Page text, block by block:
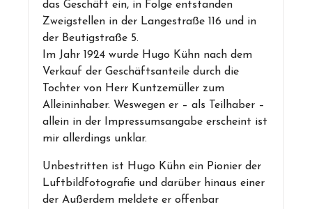
das Geschäft ein, in Folge entstanden
Zweigstellen in der Langestraße 116 und in
der Beutigstraße 5.
Im Jahr 1924 wurde Hugo Kühn nach dem
Verkauf der Geschäftsanteile durch die
Tochter von Herr Kuntzemüller zum
Alleininhaber. Weswegen er – als Teilhaber –
allein in der Impressumsangabe erscheint ist
mir allerdings unklar.
Unbestritten ist Hugo Kühn ein Pionier der
Luftbildfotografie und darüber hinaus einer
der Außerdem meldete er offenbar